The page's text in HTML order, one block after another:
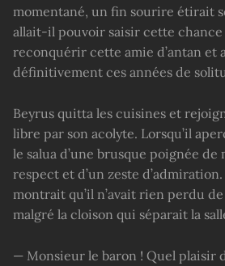
momentané, un fin sourire étirait
allait-il pouvoir saisir cette chance
reconquérir cette amie d’antan et
définitivement ces années de
Beyrus quitta les cuisines et
libre par son acolyte. Lorsqu’il
le salua d’une brusque poignée
respect et d’un zeste d’admiration.
montrait qu’il n’avait rien perdu
malgré la cloison qui séparait la
— Monsieur le baron ! Quel plaisir